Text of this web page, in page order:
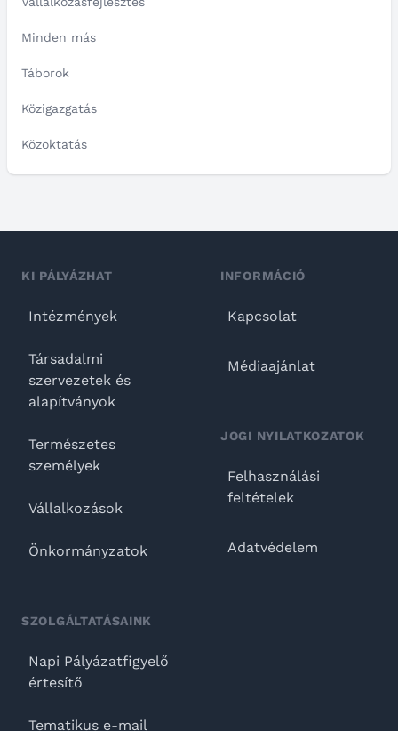
Minden más
Táborok
Közigazgatás
Közoktatás
KI PÁLYÁZHAT
Intézmények
Társadalmi
szervezetek és
alapítványok
Természetes
személyek
Vállalkozások
Önkormányzatok
SZOLGÁLTATÁSAINK
Napi Pályázatfigyelő
értesítő
Tematikus e-mail
INFORMÁCIÓ
Kapcsolat
Médiaajánlat
JOGI NYILATKOZATOK
Felhasználási
feltételek
Adatvédelem